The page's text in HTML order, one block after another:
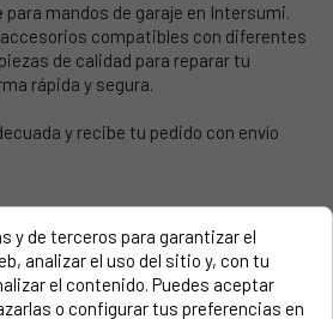
para mandos de garaje en Intersumi.
compatibles con diferentes
de calidad para reparar tu
rápida y segura.
y recibe tu pedido con envío
y de terceros para garantizar el
analizar el uso del sitio y, con tu
el contenido. Puedes aceptar
o configurar tus preferencias en